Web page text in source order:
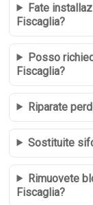
Fate
Fiscaglia?
Posso
Fiscaglia?
Riparate
Sostituite
Rimuovete
Fiscaglia?